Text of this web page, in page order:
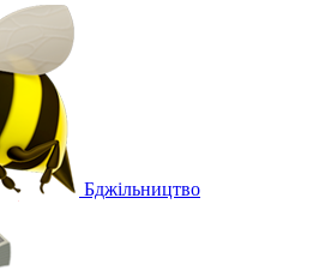
Бджільництво